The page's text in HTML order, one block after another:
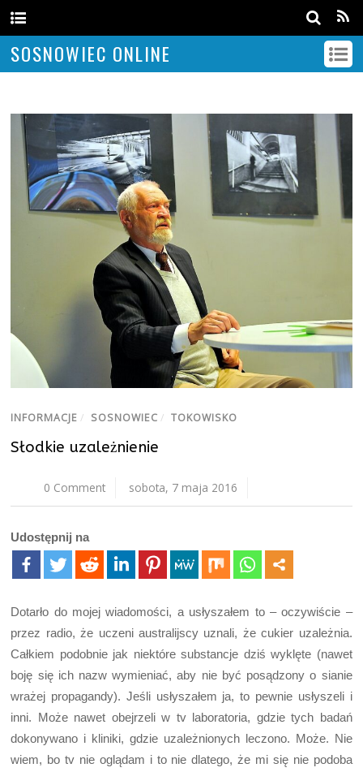
SOSNOWIEC ONLINE
INFORMACJE / SOSNOWIEC / TOKOWISKO
Słodkie uzależnienie
0 Comment sobota, 7 maja 2016
Udostępnij na
Dotarło do mojej wiadomości, a usłyszałem to – oczywiście –
przez radio, że uczeni australijscy uznali, że cukier uzależnia.
Całkiem podobnie jak niektóre substancje dziś wyklęte (nawet
boję się ich nazw wymieniać, aby nie być posądzony o sianie
wrażej propagandy). Jeśli usłyszałem ja, to pewnie usłyszeli i
inni. Może nawet obejrzeli w tv laboratoria, gdzie tych badań
dokonywano i kliniki, gdzie uzależnionych leczono. Może. Nie
wiem, bo tv nie oglądam i to nie dlatego, że mi się nie podoba